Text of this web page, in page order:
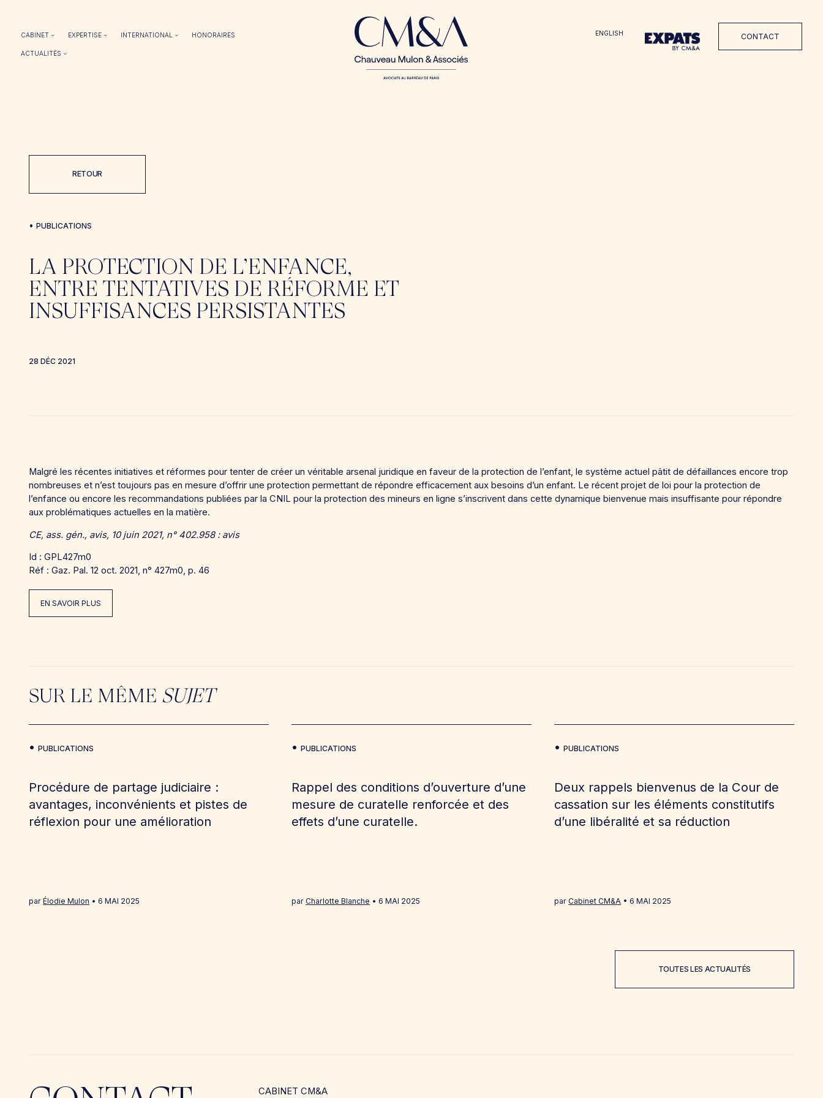
CABINET EXPERTISE INTERNATIONAL HONORAIRES
ACTUALITÉS
ENGLISH CONTACT
RETOUR
•PUBLICATIONS
LA PROTECTION DE L’ENFANCE,
ENTRE TENTATIVES DE RÉFORME ET
INSUFFISANCES PERSISTANTES
28 DÉC 2021
Malgré les récentes initiatives et réformes pour tenter de créer un véritable arsenal juridique en faveur de la protection de l’enfant, le système actuel pâtit de défaillances encore trop
nombreuses et n’est toujours pas en mesure d’offrir une protection permettant de répondre efficacement aux besoins d’un enfant. Le récent projet de loi pour la protection de
l’enfance ou encore les recommandations publiées par la CNIL pour la protection des mineurs en ligne s’inscrivent dans cette dynamique bienvenue mais insuffisante pour répondre
aux problématiques actuelles en la matière.
CE, ass. gén., avis, 10 juin 2021, n° 402.958 : avis
Id : GPL427m0
Réf : Gaz. Pal. 12 oct. 2021, n° 427m0, p. 46
EN SAVOIR PLUS
SUR LE MÊME SUJET
Procédure de partage judiciaire :
avantages, inconvénients et pistes de
réflexion pour une amélioration
parÉlodie Mulon 6 MAI 2025
PUBLICATIONS
Rappel des conditions d’ouverture d’une
mesure de curatelle renforcée et des
effets d’une curatelle.
parCharlotte Blanche 6 MAI 2025
PUBLICATIONS
Deux rappels bienvenus de la Cour de
cassation sur les éléments constitutifs
d’une libéralité et sa réduction
parCabinet CM&A 6 MAI 2025
PUBLICATIONS
TOUTES LES ACTUALITÉS
CABINET CM&A